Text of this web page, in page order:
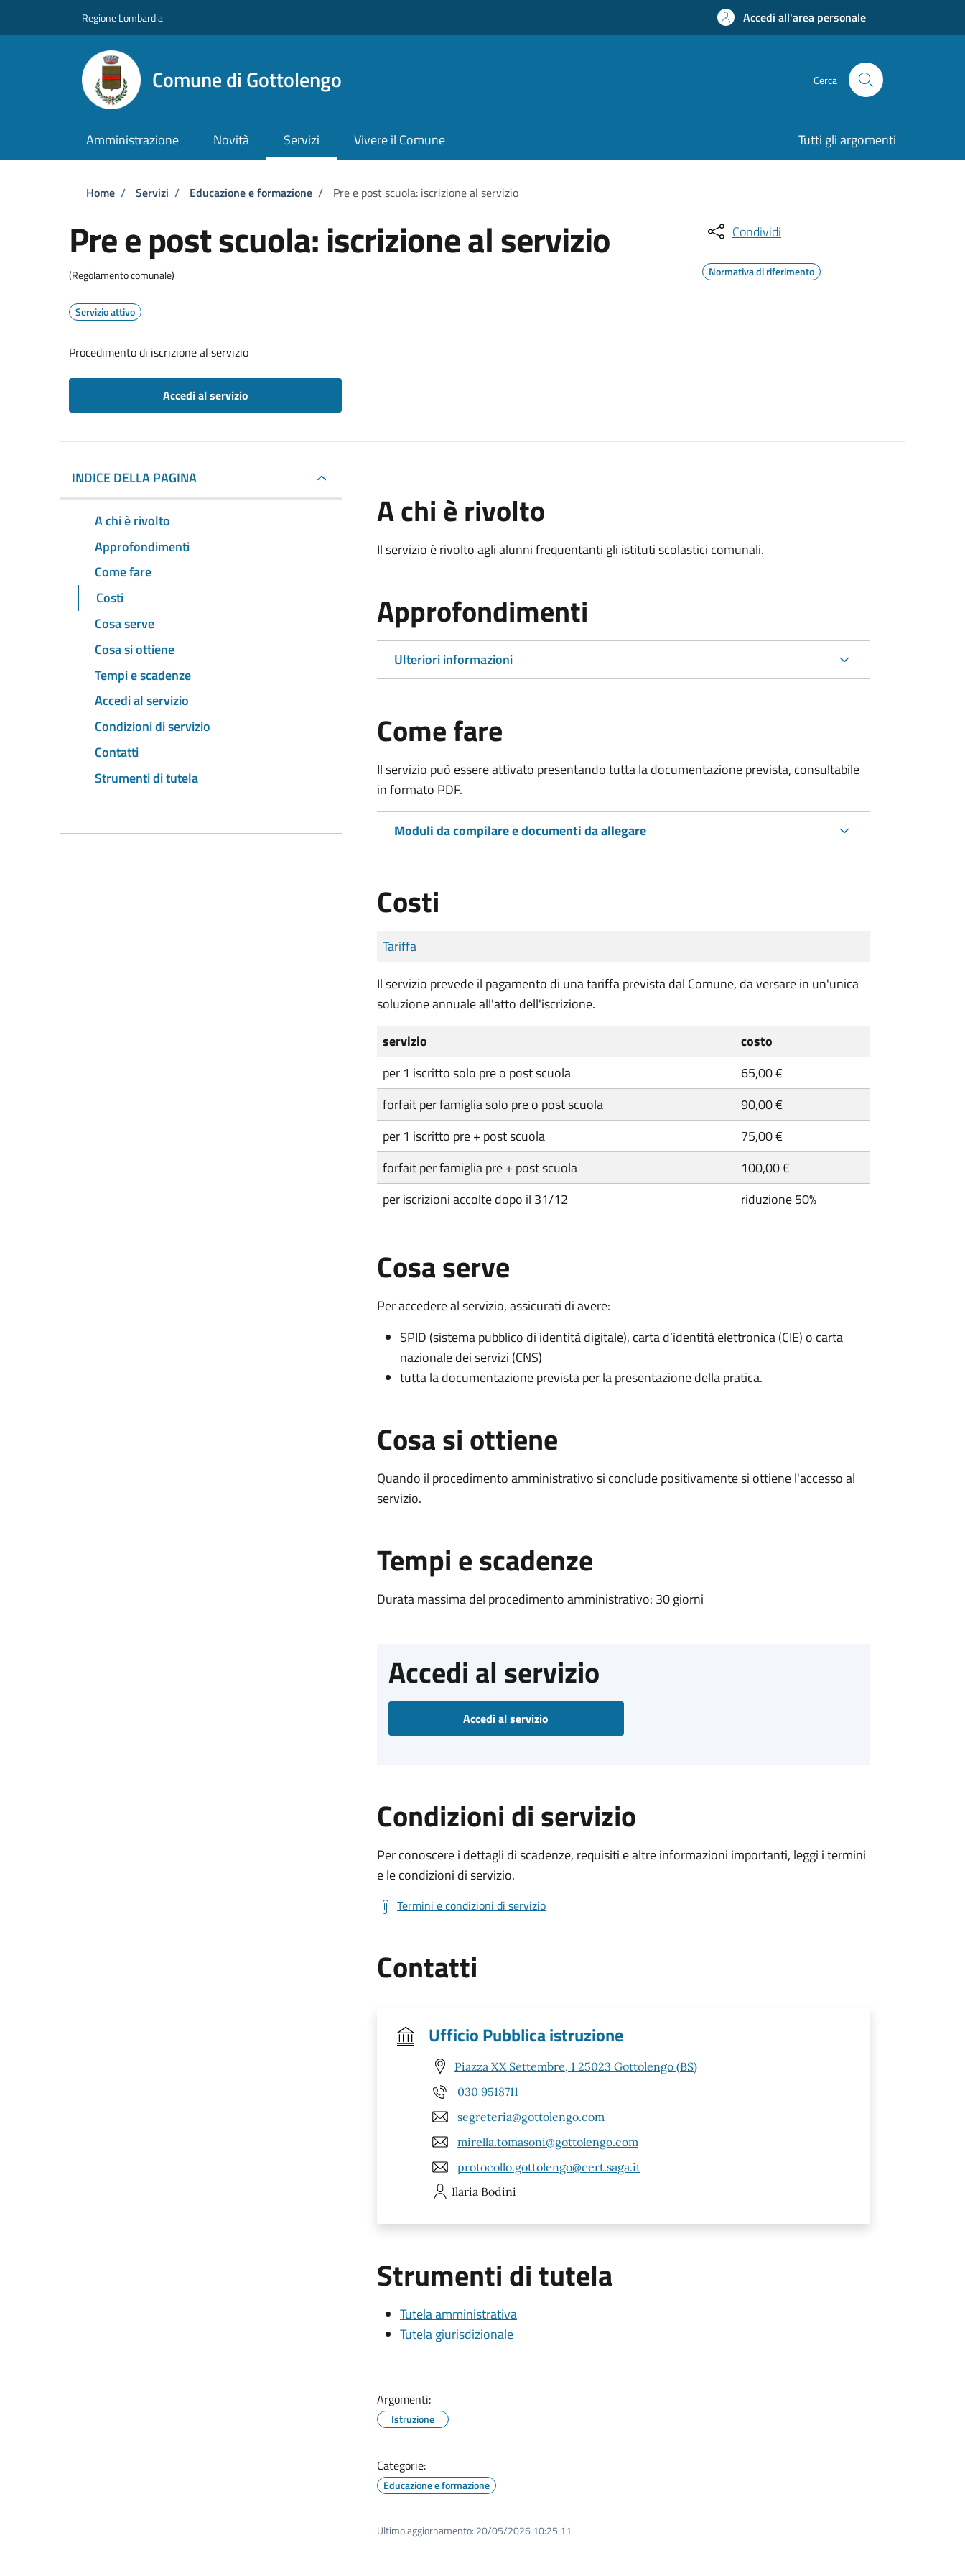
Regione Lombardia Accedi all'area personale
Comune di Gottolengo Cerca
Amministrazione Novità Servizi Vivere il Comune Tutti gli argomenti
Briciole di pane
Home / Servizi / Educazione e formazione / Pre e post scuola: iscrizione al servizio
Pre e post scuola: iscrizione al servizio
(Regolamento comunale)
Servizio attivo
Procedimento di iscrizione al servizio
Accedi al servizio
Condividi
Normativa di riferimento
INDICE DELLA PAGINA
A chi è rivolto
Approfondimenti
Come fare
Costi
Cosa serve
Cosa si ottiene
Tempi e scadenze
Accedi al servizio
Condizioni di servizio
Contatti
Strumenti di tutela
A chi è rivolto
Il servizio è rivolto agli alunni frequentanti gli istituti scolastici comunali.
Approfondimenti
Ulteriori informazioni
Come fare
Il servizio può essere attivato presentando tutta la documentazione prevista, consultabile
in formato PDF.
Moduli da compilare e documenti da allegare
Costi
Tipo di pagamento
Importo
Tariffa
Il servizio prevede il pagamento di una tariffa prevista dal Comune, da versare in un'unica
soluzione annuale all'atto dell'iscrizione.
servizio
costo
per 1 iscritto solo pre o post scuola
65,00 €
forfait per famiglia solo pre o post scuola
90,00 €
per 1 iscritto pre + post scuola
75,00 €
forfait per famiglia pre + post scuola
100,00 €
per iscrizioni accolte dopo il 31/12
riduzione 50%
Cosa serve
Per accedere al servizio, assicurati di avere:
SPID (sistema pubblico di identità digitale), carta d’identità elettronica (CIE) o carta
nazionale dei servizi (CNS)
tutta la documentazione prevista per la presentazione della pratica.
Cosa si ottiene
Quando il procedimento amministrativo si conclude positivamente si ottiene l'accesso al
servizio.
Tempi e scadenze
Durata massima del procedimento amministrativo: 30 giorni
Accedi al servizio
Accedi al servizio
Condizioni di servizio
Per conoscere i dettagli di scadenze, requisiti e altre informazioni importanti, leggi i termini
e le condizioni di servizio.
Termini e condizioni di servizio
Contatti
Ufficio Pubblica istruzione
Piazza XX Settembre, 1 25023 Gottolengo (BS)
030 9518711
segreteria@gottolengo.com
mirella.tomasoni@gottolengo.com
protocollo.gottolengo@cert.saga.it
Ilaria Bodini
Strumenti di tutela
Tutela amministrativa
Tutela giurisdizionale
Argomenti:
Istruzione
Categorie:
Educazione e formazione
Ultimo aggiornamento: 20/05/2026 10:25.11